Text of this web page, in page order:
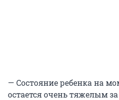
— Состояние ребенка на
остается очень тяжелым за